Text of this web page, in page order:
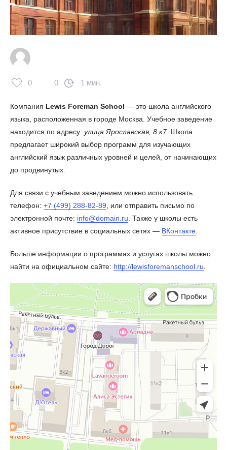
0 0 1 мин.
Компания Lewis Foreman School — это школа английского
языка, расположенная в городе Москва. Учебное заведение
находится по адресу: улица Ярославская, 8 к7. Школа
предлагает широкий выбор программ для изучающих
английский язык различных уровней и целей, от начинающих
до продвинутых.
Для связи с учебным заведением можно использовать
телефон: +7 (499) 288-82-89 , или отправить письмо по
электронной почте: info@domain.ru . Также у школы есть
активное присутствие в социальных сетях — ВКонтакте
Больше информации о программах и услугах школы можно
найти на официальном сайте: http://lewisforemanschool.ru